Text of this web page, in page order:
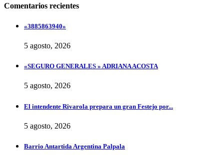
Comentarios recientes
«3885863940»
5 agosto, 2026
«SEGURO GENERALES » ADRIANA ACOSTA
5 agosto, 2026
El intendente Rivarola prepara un gran Festejo por...
5 agosto, 2026
Barrio Antartida Argentina Palpala